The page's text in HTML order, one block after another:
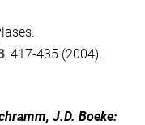
, 417-435 (2004).
J.D. Boeke: